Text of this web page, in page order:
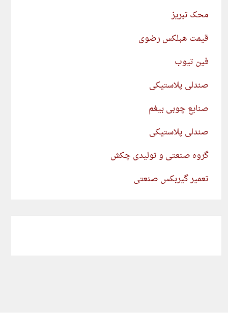
محک تبریز
قیمت هبلکس رضوی
فین تیوب
صندلی پلاستیکی
صنایع چوبی بیغم
صندلی پلاستیکی
گروه صنعتی و تولیدی چکش
تعمیر گیربکس صنعتی